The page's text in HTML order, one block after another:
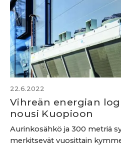
22.6.2022
Vihreän energian
nousi Kuopioon
Aurinkosähkö ja 300 metriä
merkitsevät vuosittain